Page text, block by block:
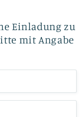
Einladung zu
mit Angabe